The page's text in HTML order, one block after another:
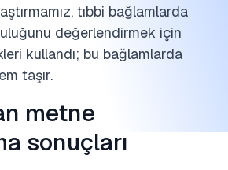
tıbbi bağlamlarda
değerlendirmek için
kullandı; bu bağlamlarda
taşır.
metne
sonuçları